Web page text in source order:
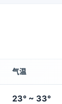
气温
23° ~ 33°